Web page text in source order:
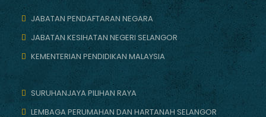
JABATAN PENDAFTARAN NEGARA
JABATAN KESIHATAN NEGERI SELANGOR
KEMENTERIAN PENDIDIKAN MALAYSIA
SURUHANJAYA PILIHAN RAYA
LEMBAGA PERUMAHAN DAN HARTANAH SELANGOR